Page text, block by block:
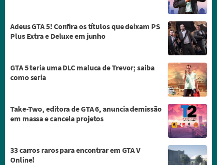
Adeus GTA 5! Confira os títulos que deixam PS
Plus Extra e Deluxe em junho
GTA 5 teria uma DLC maluca de Trevor; saiba
como seria
Take-Two, editora de GTA 6, anuncia demissão
em massa e cancela projetos
33 carros raros para encontrar em GTA V
Online!